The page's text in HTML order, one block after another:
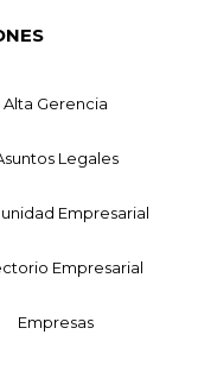
Alta Gerencia
Legales
Empresarial
Empresarial
Empresas